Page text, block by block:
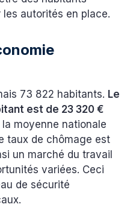
autorités en place.
73 822 habitants. Le
est de 23 320 €
moyenne nationale
taux de chômage est
un marché du travail
variées. Ceci
de sécurité